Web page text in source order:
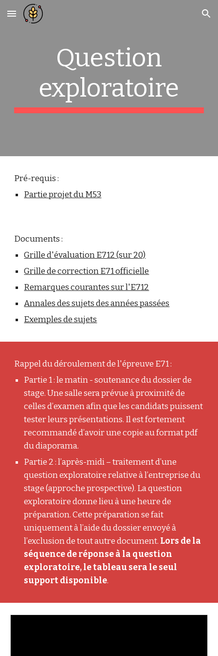
Skip to main content Skip to navigation
Question
exploratoire
Pré-requis :
Partie projet du M53
Documents :
Grille d'évaluation E712 (sur 20)
Grille de correction E71 officielle
Remarques courantes sur l'E712
Annales des sujets des années passées
Exemples de sujets
Rappel du déroulement de l'épreuve E71 :
Partie 1 : le matin - soutenance du dossier de
stage. Une salle sera prévue à proximité de
celles d’examen afin que les candidats puissent
tester leurs présentations. Il est fortement
recommandé d’avoir une copie au format pdf
du diaporama.
Partie 2 : l’après-midi – traitement d’une
question exploratoire relative à l’entreprise du
stage (approche prospective). La question
exploratoire donne lieu à une heure de
préparation. Cette préparation se fait
uniquement à l’aide du dossier envoyé à
l’exclusion de tout autre document. Lors de la
séquence de réponse à la question
exploratoire, le tableau sera le seul
support disponible.